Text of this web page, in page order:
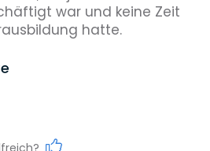
war und keine Zeit
hatte.